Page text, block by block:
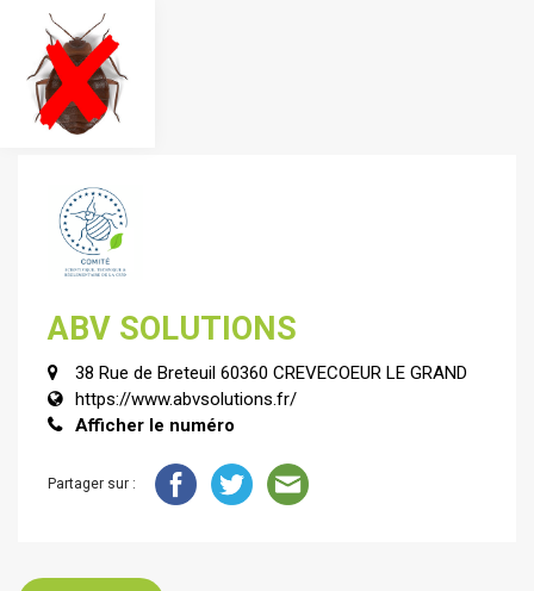
ABV SOLUTIONS
38 Rue de Breteuil 60360 CREVECOEUR LE GRAND
https://www.abvsolutions.fr/
Afficher le numéro
Partager sur :